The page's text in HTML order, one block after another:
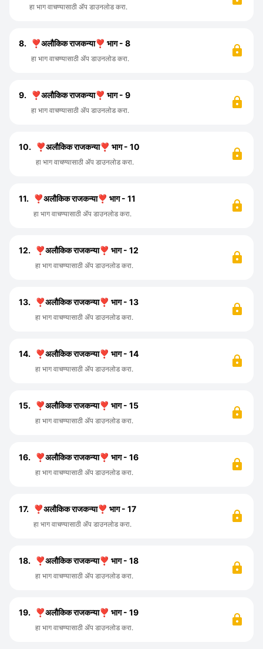
हा भाग वाचण्यासाठी ॲप डाउनलोड करा.
8. ❣️अलौकिक राजकन्या❣️ भाग - 8
हा भाग वाचण्यासाठी ॲप डाउनलोड करा.
9. ❣️अलौकिक राजकन्या❣️ भाग - 9
हा भाग वाचण्यासाठी ॲप डाउनलोड करा.
10. ❣️अलौकिक राजकन्या❣️ भाग - 10
हा भाग वाचण्यासाठी ॲप डाउनलोड करा.
11. ❣️अलौकिक राजकन्या❣️ भाग - 11
हा भाग वाचण्यासाठी ॲप डाउनलोड करा.
12. ❣️अलौकिक राजकन्या❣️ भाग - 12
हा भाग वाचण्यासाठी ॲप डाउनलोड करा.
13. ❣️अलौकिक राजकन्या❣️ भाग - 13
हा भाग वाचण्यासाठी ॲप डाउनलोड करा.
14. ❣️अलौकिक राजकन्या❣️ भाग - 14
हा भाग वाचण्यासाठी ॲप डाउनलोड करा.
15. ❣️अलौकिक राजकन्या❣️ भाग - 15
हा भाग वाचण्यासाठी ॲप डाउनलोड करा.
16. ❣️अलौकिक राजकन्या❣️ भाग - 16
हा भाग वाचण्यासाठी ॲप डाउनलोड करा.
17. ❣️अलौकिक राजकन्या❣️ भाग - 17
हा भाग वाचण्यासाठी ॲप डाउनलोड करा.
18. ❣️अलौकिक राजकन्या❣️ भाग - 18
हा भाग वाचण्यासाठी ॲप डाउनलोड करा.
19. ❣️अलौकिक राजकन्या❣️ भाग - 19
हा भाग वाचण्यासाठी ॲप डाउनलोड करा.